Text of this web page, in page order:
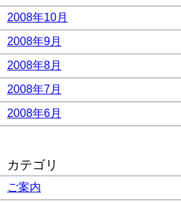
2008年10月
2008年9月
2008年8月
2008年7月
2008年6月
カテゴリ
ご案内